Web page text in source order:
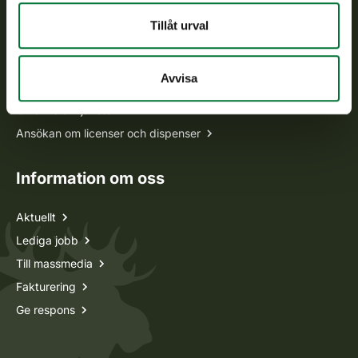
Tillåt urval
Avvisa
Ansökan om licenser och dispenser
Information om oss
Aktuellt
Lediga jobb
Till massmedia
Fakturering
Ge respons